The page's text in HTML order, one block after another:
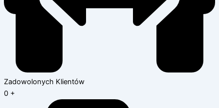
Zadowolonych Klientów
0 +